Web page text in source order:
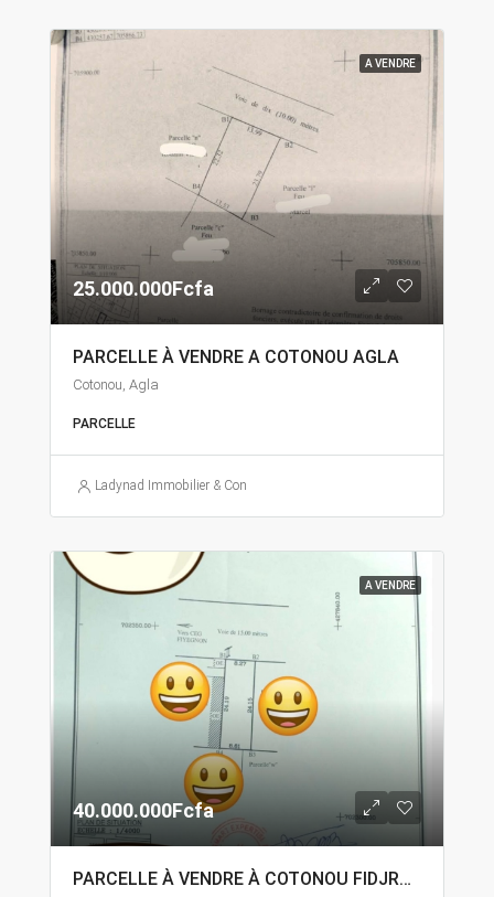
A VENDRE
25.000.000Fcfa
PARCELLE À VENDRE A COTONOU AGLA
Cotonou, Agla
PARCELLE
Ladynad Immobilier & Construction
A VENDRE
40.000.000Fcfa
PARCELLE À VENDRE À COTONOU FIDJROSSÈ